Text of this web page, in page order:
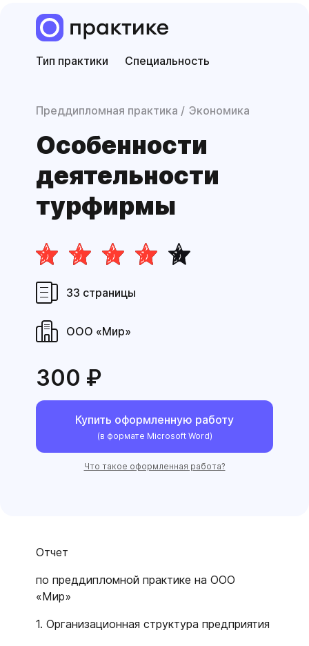
Тип практики Специальность
Преддипломная практика Экономика
Особенности
деятельности
турфирмы
33 страницы
ООО «Мир»
300 ₽
Купить оформленную работу
(в формате Microsoft Word)
Что такое оформленная работа?
Отчет
по преддипломной практике на ООО
«Мир»
1. Организационная структура предприятия